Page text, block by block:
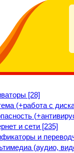
[28]
(+работа с
и сети [235]
и
(аудио,